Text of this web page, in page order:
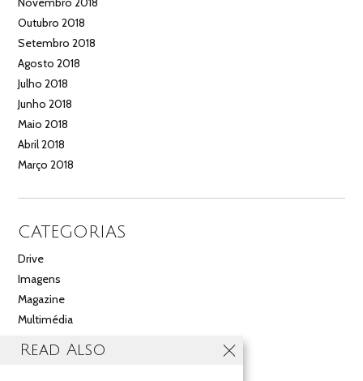
Outubro 2018
Setembro 2018
Agosto 2018
Julho 2018
Junho 2018
Maio 2018
Abril 2018
Março 2018
CATEGORIAS
Drive
Imagens
Magazine
Multimédia
Salão
Read Also